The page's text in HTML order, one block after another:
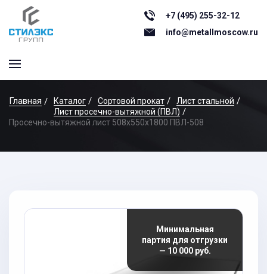
+7 (495) 255-32-12
info@metallmoscow.ru
Главная Каталог Сортовой прокат
Лист стальной
Лист просечно-вытяжной (ПВЛ)
Просечно-вытяжной лист 508x550x1800 ПВЛ-508
Минимальная
партия для отгрузки
— 10 000 руб.